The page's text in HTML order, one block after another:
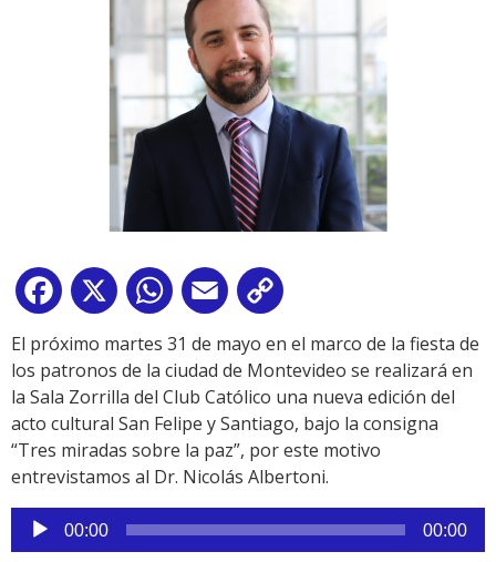
Facebook
X WhatsApp
Email
Link
El próximo martes 31 de mayo en el marco de la fiesta de
los patronos de la ciudad de Montevideo se realizará en
la Sala Zorrilla del Club Católico una nueva edición del
acto cultural San Felipe y Santiago, bajo la consigna
“Tres miradas sobre la paz”, por este motivo
entrevistamos al Dr. Nicolás Albertoni.
Reproductor
de
00:00 00:00